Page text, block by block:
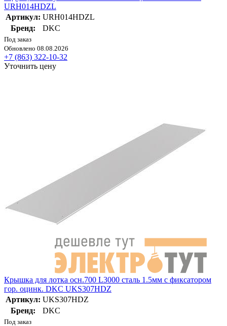
URH014HDZL
Артикул: URH014HDZL
Бренд:
DKC
Под заказ
Обновлено 08.08.2026
+7 (863) 322-10-32
Уточнить цену
Крышка для лотка осн.700 L3000 сталь 1.5мм с фиксатором
гор. оцинк. DKC UKS307HDZ
Артикул: UKS307HDZ
Бренд:
DKC
Под заказ